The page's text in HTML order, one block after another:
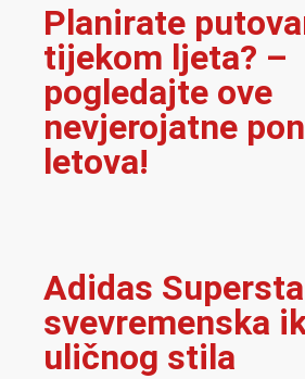
Planirate
tijekom ljeta? –
pogledajte ove
nevjerojatne
letova!
Adidas
svevremenska
uličnog stila